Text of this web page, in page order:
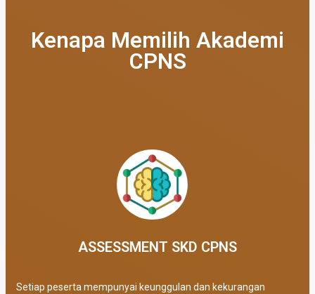
Kenapa Memilih Akademi
CPNS
ASSESSMENT SKD CPNS
Setiap peserta mempunyai keunggulan dan kekurangan